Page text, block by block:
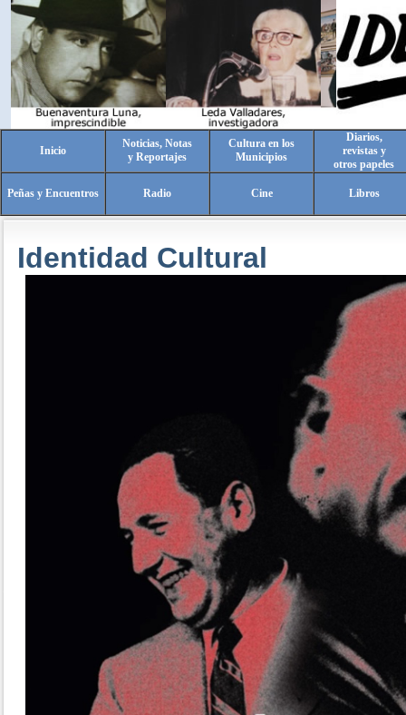
Inicio
Noticias, Notas
y Reportajes
Cultura en los
Municipios
Diarios,
revistas y
otros papeles
Peñas y Encuentros Radio Cine Libros
Identidad Cultural